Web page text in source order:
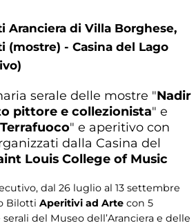
Aranciera di Villa Borghese,
(mostre) - Casina del Lago
serale delle mostre "Nadir
pittore e collezionista" e
" e aperitivo con
dalla Casina del
Louis College of Music
dal 26 luglio al 13 settembre
Bilotti Aperitivi ad Arte con 5
del Museo dell’Aranciera e delle